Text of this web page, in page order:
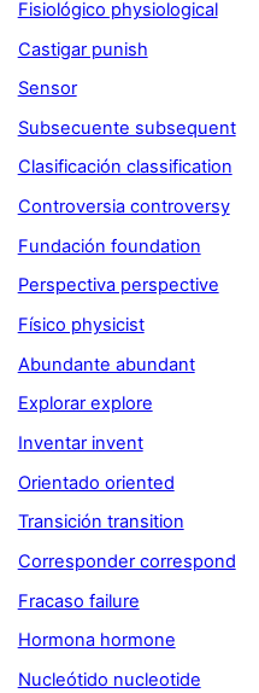
Fisiológico physiological
Castigar punish
Sensor
Subsecuente subsequent
Clasificación classification
Controversia controversy
Fundación foundation
Perspectiva perspective
Físico physicist
Abundante abundant
Explorar explore
Inventar invent
Orientado oriented
Transición transition
Corresponder correspond
Fracaso failure
Hormona hormone
Nucleótido nucleotide